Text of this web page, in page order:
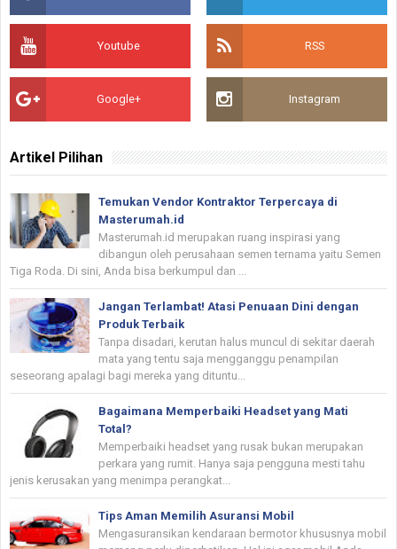
Youtube RSS
Google+ Instagram
Artikel Pilihan
Temukan Vendor Kontraktor Terpercaya di
Masterumah.id
Masterumah.id merupakan ruang inspirasi yang
dibangun oleh perusahaan semen ternama yaitu Semen
Tiga Roda. Di sini, Anda bisa berkumpul dan ...
Jangan Terlambat! Atasi Penuaan Dini dengan
Produk Terbaik
Tanpa disadari, kerutan halus muncul di sekitar daerah
mata yang tentu saja mengganggu penampilan
seseorang apalagi bagi mereka yang dituntu...
Bagaimana Memperbaiki Headset yang Mati
Total?
Memperbaiki headset yang rusak bukan merupakan
perkara yang rumit. Hanya saja pengguna mesti tahu
jenis kerusakan yang menimpa perangkat...
Tips Aman Memilih Asuransi Mobil
Mengasuransikan kendaraan bermotor khususnya mobil